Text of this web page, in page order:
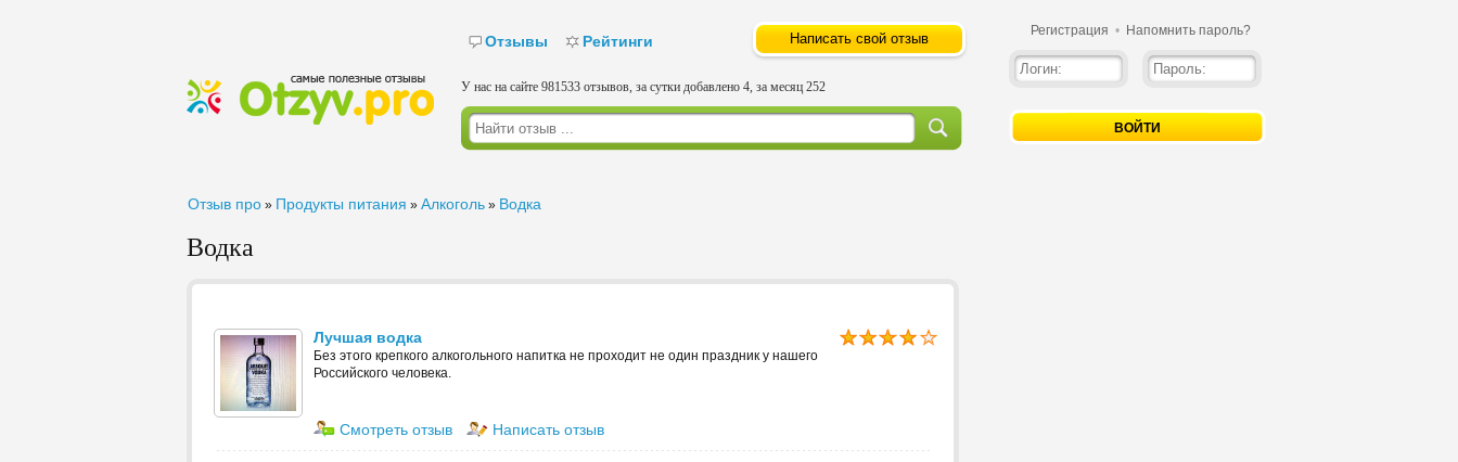
Отзывы Рейтинги Написать свой отзыв
У нас на сайте 981533 отзывов, за сутки добавлено 4, за месяц 252
Регистрация • Напомнить пароль?
ВОЙТИ
Отзыв про » Продукты питания » Алкоголь » Водка
Водка
Лучшая водка
Без этого крепкого алкогольного напитка не проходит не один праздник у нашего
Российского человека.
Смотреть отзыв Написать отзыв